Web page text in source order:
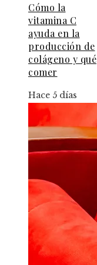
Cómo la
vitamina C
ayuda en la
producción de
colágeno y qué
comer
Hace 5 días